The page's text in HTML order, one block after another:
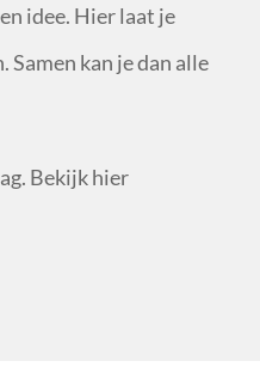
idee. Hier laat je
kan je dan alle
Bekijk hier